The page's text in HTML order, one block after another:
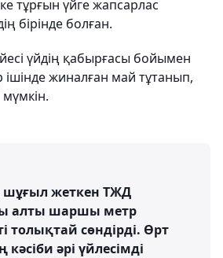
тұрғын үйге жапсарлас
бірінде болған.
үйдің қабырғасы бойымен
жиналған май тұтанып,
жеткен ТЖД
алты шаршы метр
толықтай сөндірді. Өрт
кәсіби әрі үйлесімді